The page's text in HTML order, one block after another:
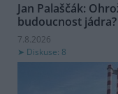
Jan Palaščák:
budoucnost jádra?
7.8.2026
Diskuse: 8